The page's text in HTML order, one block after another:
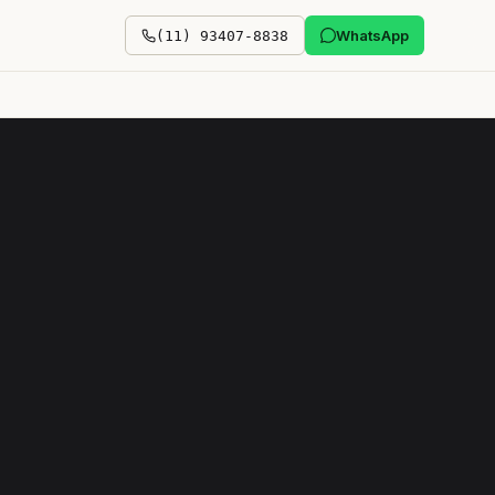
(11) 93407-8838 WhatsApp